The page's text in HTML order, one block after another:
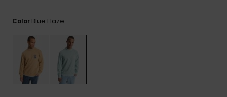
Color Blue Haze